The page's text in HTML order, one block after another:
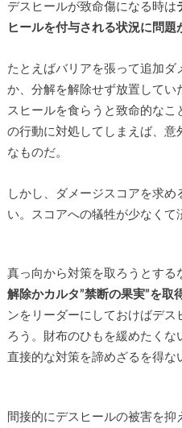
デスヒールが致命傷になる時は
ヒールを付与される状況に問題
たとえばバリアを張って追加ダ
か、分解を解除せず放置して
スヒールを食らうと致命的なこ
の行動に対処してしまえば、意
なものだ。
しかし、ダメージスコアを求
い。スコアへの犠牲が少なくて
真っ向から対策を取ろうとする
解除かカルタ”禁断の果実”を取
ンをリーダーにしておけばデ
ろう。財布のひもを緩めたく
直接的な対策を諦めざるを得な
間接的にデスヒールの被害を抑